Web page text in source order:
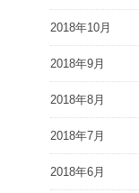
2018年10月
2018年9月
2018年8月
2018年7月
2018年6月